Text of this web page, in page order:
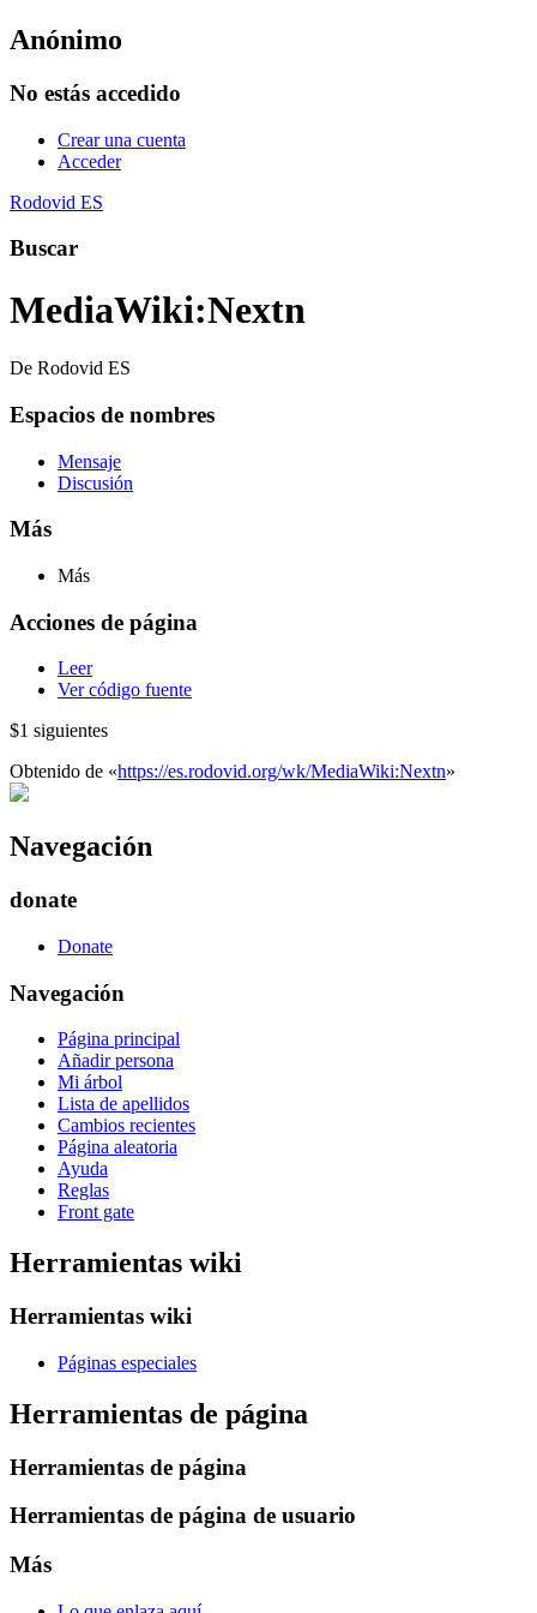
Anónimo
No estás accedido
Crear una cuenta
Acceder
Rodovid ES
Buscar
MediaWiki:Nextn
De Rodovid ES
Espacios de nombres
Mensaje
Discusión
Más
Más
Acciones de página
Leer
Ver código fuente
$1 siguientes
Obtenido de «https://es.rodovid.org/wk/MediaWiki:Nextn»
Navegación
donate
Donate
Navegación
Página principal
Añadir persona
Mi árbol
Lista de apellidos
Cambios recientes
Página aleatoria
Ayuda
Reglas
Front gate
Herramientas wiki
Herramientas wiki
Páginas especiales
Herramientas de página
Herramientas de página
Herramientas de página de usuario
Más